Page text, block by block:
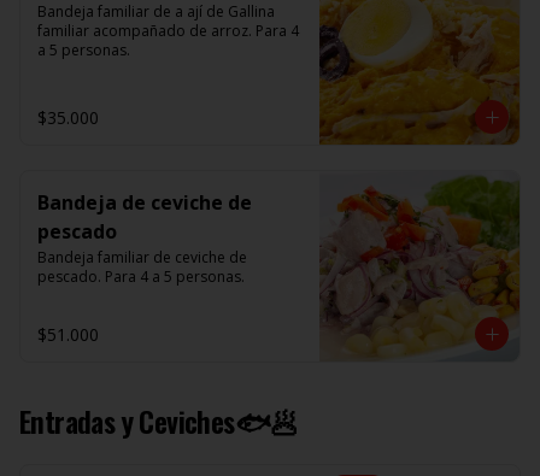
Bandeja familiar de a ají de Gallina
familiar acompañado de arroz. Para 4
a 5 personas.
$35.000
Bandeja de ceviche de
pescado
Bandeja familiar de ceviche de
pescado. Para 4 a 5 personas.
$51.000
Entradas y Ceviches🐟🥟